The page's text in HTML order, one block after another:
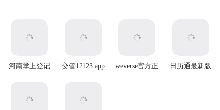
河南掌上登记
交管12123 app
weverse官方正
日历通最新版